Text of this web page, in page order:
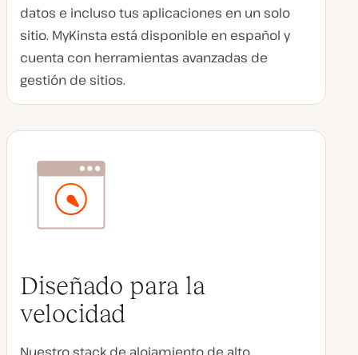
datos e incluso tus aplicaciones en un solo
sitio. MyKinsta está disponible en español y
cuenta con herramientas avanzadas de
gestión de sitios.
Diseñado para la
velocidad